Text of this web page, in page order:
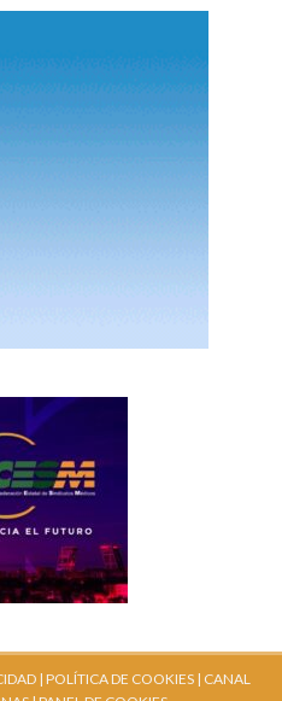
| POLÍTICA DE COOKIES | CANAL